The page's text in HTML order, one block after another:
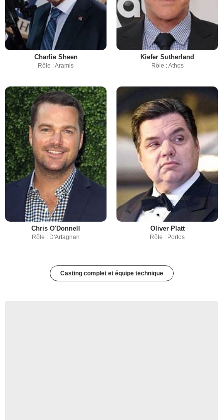
Charlie Sheen
Rôle : Aramis
Kiefer Sutherland
Rôle : Athos
Chris O'Donnell
Rôle : D'Artagnan
Oliver Platt
Rôle : Portos
Casting complet et équipe technique